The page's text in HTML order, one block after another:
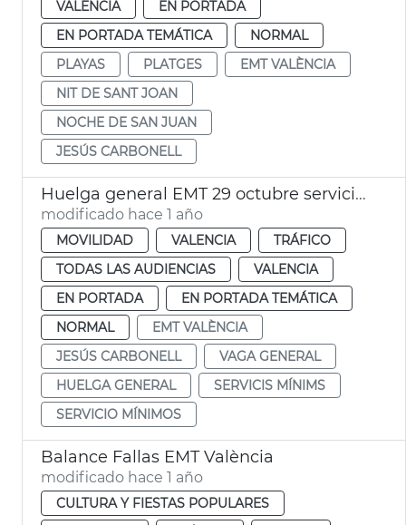
VALENCIA
EN PORTADA
EN PORTADA TEMÁTICA
NORMAL
PLAYAS
PLATGES
EMT VALÈNCIA
NIT DE SANT JOAN
NOCHE DE SAN JUAN
JESÚS CARBONELL
Huelga general EMT 29 octubre servicios mínimos
modificado hace 1 año
MOVILIDAD VALENCIA
TRÁFICO
TODAS LAS AUDIENCIAS
VALENCIA
EN PORTADA
EN PORTADA TEMÁTICA
NORMAL
EMT VALÈNCIA
JESÚS CARBONELL
VAGA GENERAL
HUELGA GENERAL
SERVICIS MÍNIMS
SERVICIO MÍNIMOS
Balance Fallas EMT València
modificado hace 1 año
CULTURA Y FIESTAS POPULARES